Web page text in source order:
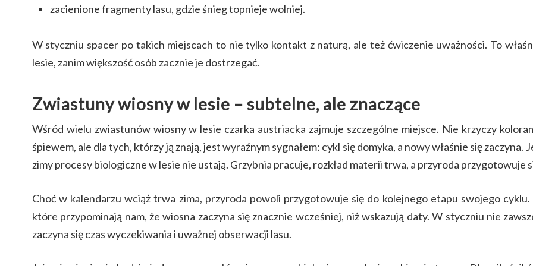
zacienione fragmenty lasu, gdzie śnieg topnieje wolniej.
W styczniu spacer po takich miejscach to nie tylko kontakt z naturą, ale też ćwiczenie uważności. To
lesie, zanim większość osób zacznie je dostrzegać.
Zwiastuny wiosny w lesie – subtelne, ale znaczące
Wśród wielu zwiastunów wiosny w lesie czarka austriacka zajmuje szczególne miejsce. Nie krzyczy
śpiewem, ale dla tych, którzy ją znają, jest wyraźnym sygnałem: cykl się domyka, a nowy właśnie się
zimy procesy biologiczne w lesie nie ustają. Grzybnia pracuje, rozkład materii trwa, a przyroda przygotowuje
Choć w kalendarzu wciąż trwa zima, przyroda powoli przygotowuje się do kolejnego etapu swojego cyklu.
które przypominają nam, że wiosna zaczyna się znacznie wcześniej, niż wskazują daty. W styczniu nie
zaczyna się czas wyczekiwania i uważnej obserwacji lasu.